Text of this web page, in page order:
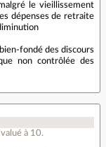
le vieillissement
dépenses de retraite
fondé des discours
non contrôlée des
à 10.